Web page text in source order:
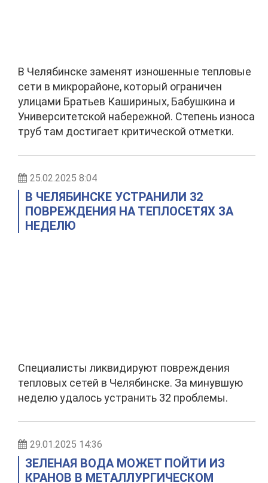
В Челябинске заменят изношенные тепловые
сети в микрорайоне, который ограничен
улицами Братьев Кашириных, Бабушкина и
Университетской набережной. Степень износа
труб там достигает критической отметки.
25.02.2025 8:04
В ЧЕЛЯБИНСКЕ УСТРАНИЛИ 32
ПОВРЕЖДЕНИЯ НА ТЕПЛОСЕТЯХ ЗА
НЕДЕЛЮ
Специалисты ликвидируют повреждения
тепловых сетей в Челябинске. За минувшую
неделю удалось устранить 32 проблемы.
29.01.2025 14:36
ЗЕЛЕНАЯ ВОДА МОЖЕТ ПОЙТИ ИЗ
КРАНОВ В МЕТАЛЛУРГИЧЕСКОМ